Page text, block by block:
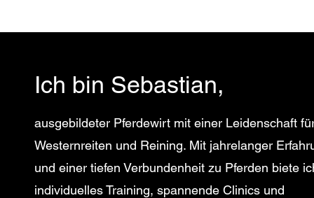
Ich bin Sebastian,
ausgebildeter Pferdewirt mit einer Leidenschaft
Westernreiten und Reining. Mit jahrelanger
und einer tiefen Verbundenheit zu Pferden biete
individuelles Training, spannende Clinics und